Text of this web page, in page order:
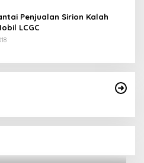
Penjualan Sirion Kalah
LCGC